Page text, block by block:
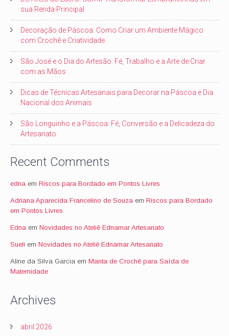
sua Renda Principal
Decoração de Páscoa: Como Criar um Ambiente Mágico
com Crochê e Criatividade
São José e o Dia do Artesão: Fé, Trabalho e a Arte de Criar
com as Mãos
Dicas de Técnicas Artesanais para Decorar na Páscoa e Dia
Nacional dos Animais
São Longuinho e a Páscoa: Fé, Conversão e a Delicadeza do
Artesanato
Recent Comments
edna em Riscos para Bordado em Pontos Livres
Adriana Aparecida Francelino de Souza em Riscos para Bordado
em Pontos Livres
Edna em Novidades no Ateliê Ednamar Artesanato
Sueli em Novidades no Ateliê Ednamar Artesanato
Aline da Silva Garcia em Manta de Crochê para Saída de
Maternidade
Archives
abril 2026